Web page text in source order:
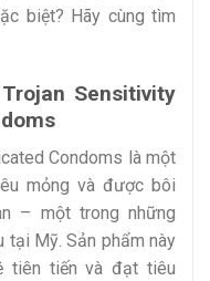
biệt? Hãy cùng tìm
Sensitivity
Condoms là một
mỏng và được bôi
– một trong những
tại Mỹ. Sản phẩm này
tiên tiến và đạt tiêu